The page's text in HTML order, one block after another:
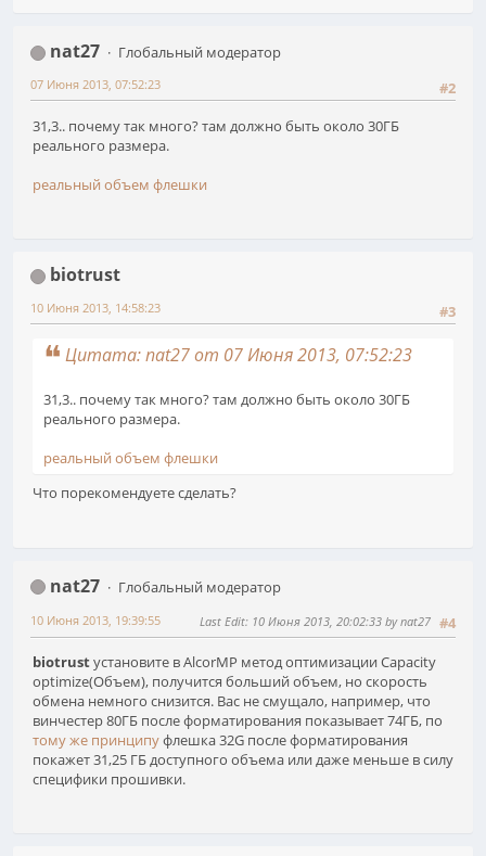
nat27
Глобальный модератор
#2
07 Июня 2013, 07:52:23
31,3.. почему так много? там должно быть около 30ГБ
реального размера.
реальный объем флешки
biotrust
#3
10 Июня 2013, 14:58:23
Цитата: nat27 от 07 Июня 2013, 07:52:23
31,3.. почему так много? там должно быть около 30ГБ
реального размера.
реальный объем флешки
Что порекомендуете сделать?
nat27
Глобальный модератор
#4
10 Июня 2013, 19:39:55 Last Edit: 10 Июня 2013, 20:02:33 by nat27
biotrustустановите в AlcorMP метод оптимизации Capacity
optimize(Объем), получится больший объем, но скорость
обмена немного снизится. Вас не смущало, например, что
винчестер 80ГБ после форматирования показывает 74ГБ, по
тому же принципуфлешка 32G после форматирования
покажет 31,25 ГБ доступного объема или даже меньше в силу
специфики прошивки.